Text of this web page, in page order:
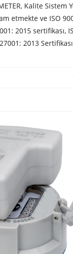
Kalite Sistem
etmekte ve ISO
2015 sertifikası,
2013